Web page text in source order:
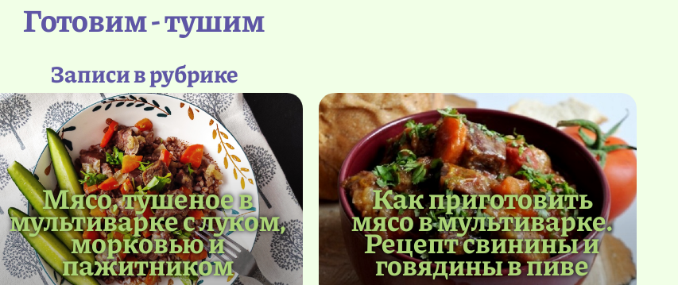
Готовим - тушим
Записи в рубрике
Мясо, тушеное в
мультиварке с луком,
морковью и
пажитником
Как приготовить
мясо в мультиварке.
Рецепт свинины и
говядины в пиве